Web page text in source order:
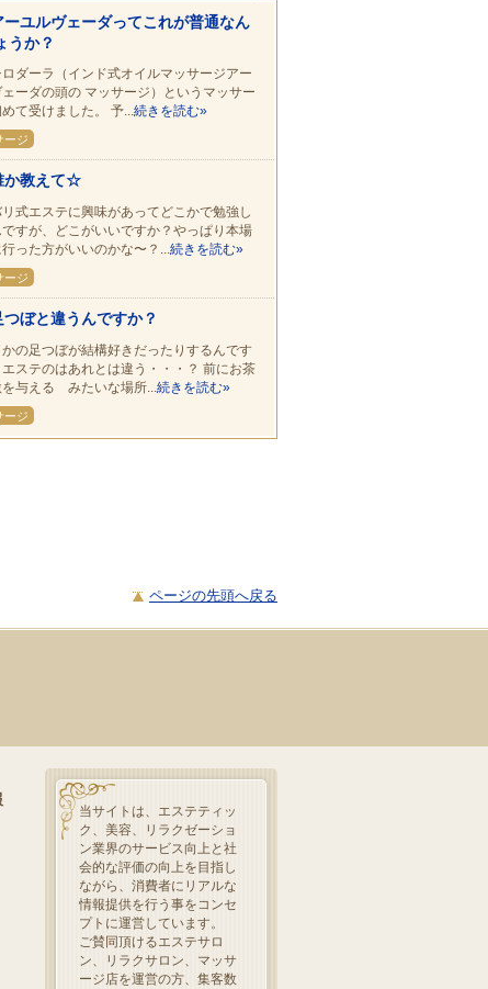
ーユルヴェーダってこれが普通なん
うか？
ロダーラ（インド式オイルマッサージアー
ーダの頭の マッサージ）というマッサー
て受けました。 予...続きを読む»
ージ
か教えて☆
式エステに興味があってどこかで勉強し
ですが、どこがいいですか？やっぱり本場
った方がいいのかな〜？...続きを読む»
ージ
つぼと違うんですか？
の足つぼが結構好きだったりするんです
エステのはあれとは違う・・・？ 前にお茶
を与える みたいな場所...続きを読む»
ージ
ページの先頭へ戻る
当サイトは、エステティッ
ク、美容、リラクゼーショ
ン業界のサービス向上と社
会的な評価の向上を目指し
ながら、消費者にリアルな
情報提供を行う事をコンセ
プトに運営しています。
ご賛同頂けるエステサロ
ン、リラクサロン、マッサ
ージ店を運営の方、集客数